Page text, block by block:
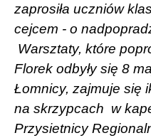
zaprosiła uczniów
cejcem - o
Warsztaty, które
Florek odbyły się 8
Łomnicy, zajmuje się
na skrzypcach w
Przysietnicy